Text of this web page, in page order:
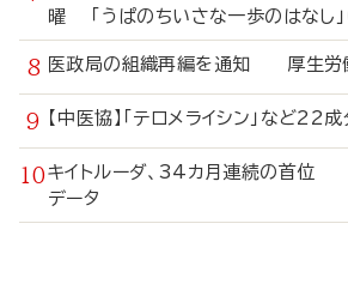
曜 「うぱのちいさな一歩のはなし」
医政局の組織再編を通知 厚生労
【中医協】「テロメライシン」など
キイトルーダ、34カ月連続の首位
データ